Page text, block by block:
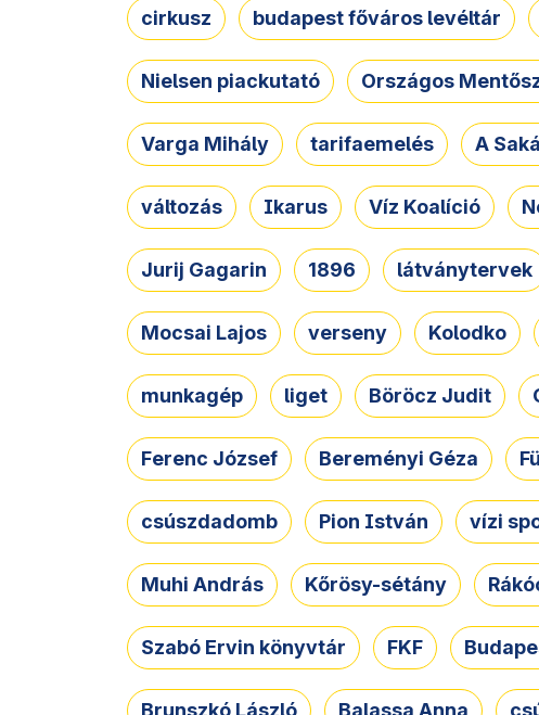
cirkusz budapest főváros levéltár
Nielsen piackutató Országos
Varga Mihály tarifaemelés A
változás Ikarus Víz Koalíció
Jurij Gagarin 1896 látványtervek
Mocsai Lajos verseny Kolodko
munkagép liget Böröcz Judit
Ferenc József Bereményi Géza
csúszdadomb Pion István vízi
Muhi András Kőrösy-sétány
Szabó Ervin könyvtár FKF
Brunszkó László Balassa Anna